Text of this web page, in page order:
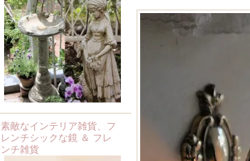
素敵なインテリア雑貨、フ
レンチシックな鏡 ＆ フレ
ンチ雑貨